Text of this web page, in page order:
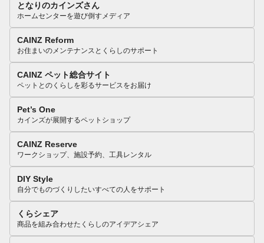
となりのカインズさん
ホームセンターを遊び倒すメディア
CAINZ Reform
お住まいのメンテナンスとくらしのサポート
CAINZ ペット総合サイト
ペットとのくらしを彩るサービスをお届け
Pet’s One
カインズが展開するペットショップ
CAINZ Reserve
ワークショップ、施設予約、工具レンタル
DIY Style
自分でものづくりしたいすべての人をサポート
くらシェア
商品を組み合わせたくらしのアイデアシェア